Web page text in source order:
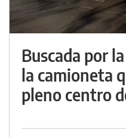
Buscada por
la camioneta
pleno centro